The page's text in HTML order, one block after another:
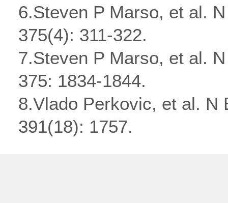
6.Steven P Marso, et al.
375(4): 311-322.
7.Steven P Marso, et al.
375: 1834-1844.
8.Vlado Perkovic, et al. N
391(18): 1757.